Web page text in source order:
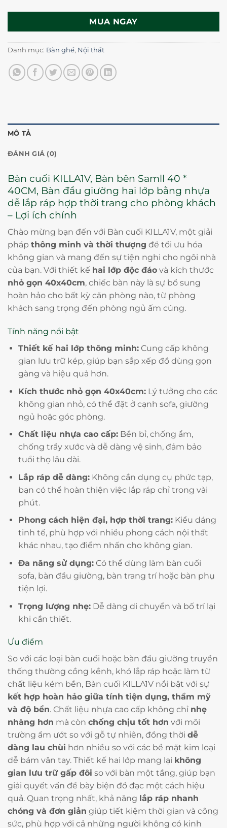
MUA NGAY
Danh mục: Bàn ghế, Nội thất
MÔ TẢ
ĐÁNH GIÁ (0)
Bàn cuối KILLA1V, Bàn bên Samll 40 *
40CM, Bàn đầu giường hai lớp bằng nhựa
dễ lắp ráp hợp thời trang cho phòng khách
– Lợi ích chính
Chào mừng bạn đến với Bàn cuối KILLA1V, một giải
pháp thông minh và thời thượng để tối ưu hóa
không gian và mang đến sự tiện nghi cho ngôi nhà
của bạn. Với thiết kế hai lớp độc đáo và kích thước
nhỏ gọn 40x40cm, chiếc bàn này là sự bổ sung
hoàn hảo cho bất kỳ căn phòng nào, từ phòng
khách sang trọng đến phòng ngủ ấm cúng.
Tính năng nổi bật
Thiết kế hai lớp thông minh:Cung cấp không
gian lưu trữ kép, giúp bạn sắp xếp đồ dùng gọn
gàng và hiệu quả hơn.
Kích thước nhỏ gọn 40x40cm:Lý tưởng cho các
không gian nhỏ, có thể đặt ở cạnh sofa, giường
ngủ hoặc góc phòng.
Chất liệu nhựa cao cấp:Bền bỉ, chống ẩm,
chống trầy xước và dễ dàng vệ sinh, đảm bảo
tuổi thọ lâu dài.
Lắp ráp dễ dàng:Không cần dụng cụ phức tạp,
bạn có thể hoàn thiện việc lắp ráp chỉ trong vài
phút.
Phong cách hiện đại, hợp thời trang:Kiểu dáng
tinh tế, phù hợp với nhiều phong cách nội thất
khác nhau, tạo điểm nhấn cho không gian.
Đa năng sử dụng:Có thể dùng làm bàn cuối
sofa, bàn đầu giường, bàn trang trí hoặc bàn phụ
tiện lợi.
Trọng lượng nhẹ:Dễ dàng di chuyển và bố trí lại
khi cần thiết.
Ưu điểm
So với các loại bàn cuối hoặc bàn đầu giường truyền
thống thường cồng kềnh, khó lắp ráp hoặc làm từ
chất liệu kém bền, Bàn cuối KILLA1V nổi bật với sự
kết hợp hoàn hảo giữa tính tiện dụng, thẩm mỹ
và độ bền. Chất liệu nhựa cao cấp không chỉ nhẹ
nhàng hơn mà còn chống chịu tốt hơn với môi
trường ẩm ướt so với gỗ tự nhiên, đồng thời dễ
dàng lau chùi hơn nhiều so với các bề mặt kim loại
dễ bám vân tay. Thiết kế hai lớp mang lại không
gian lưu trữ gấp đôi so với bàn một tầng, giúp bạn
giải quyết vấn đề bày biện đồ đạc một cách hiệu
quả. Quan trọng nhất, khả năng lắp ráp nhanh
chóng và đơn giản giúp tiết kiệm thời gian và công
sức, phù hợp với cả những người không có kinh